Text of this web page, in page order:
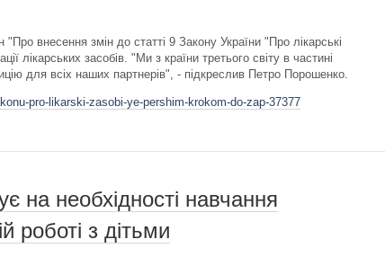
внесення змін до статті 9 Закону України "Про лікарські
лікарських засобів. "Ми з країни третього світу в частині
для всіх наших партнерів", - підкреслив Петро Порошенко.
pro-likarski-zasobi-ye-pershim-krokom-do-zap-37377
на необхідності навчання
роботі з дітьми